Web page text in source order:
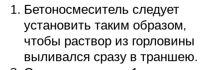
Бетоносмеситель следует
установить таким образом,
чтобы раствор из горловины
выливался сразу в траншею.